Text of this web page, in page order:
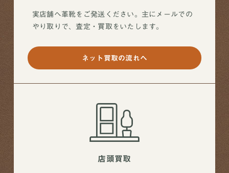
実店舗へ革靴をご発送ください。主にメールでの
やり取りで、査定・買取をいたします。
ネット買取の流れへ
店頭買取